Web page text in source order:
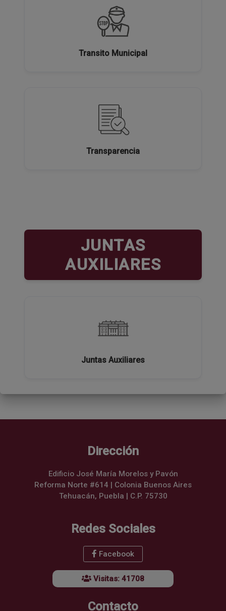
Transito Municipal
Transparencia
JUNTAS
AUXILIARES
Juntas Auxiliares
Dirección
Edificio José María Morelos y Pavón
Reforma Norte #614 | Colonia Buenos Aires
Tehuacán, Puebla | C.P. 75730
Redes Sociales
Facebook
Visitas: 41708
Contacto